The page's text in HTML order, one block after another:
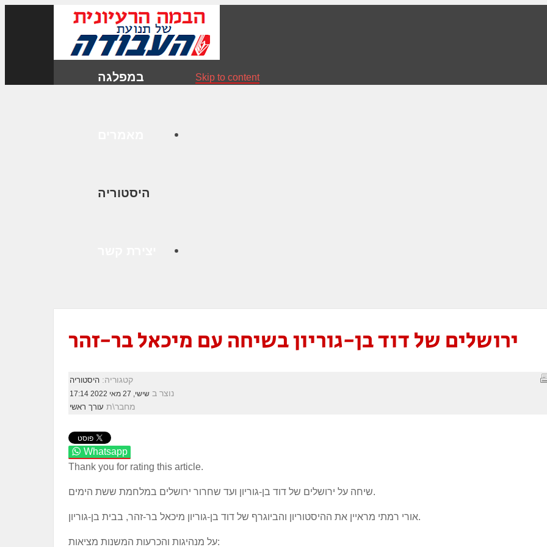
במפלגה
היסטוריה
Skip to content
ירושלים של דוד בן-גוריון בשיחה עם מיכאל בר-זהר
קטגוריה: היסטוריה
נוצר ב שישי, 27 מאי 2022 17:14
מחבר\ת עורך ראשי
Whatsapp
Thank you for rating this article.
שיחה על ירושלים של דוד בן-גוריון ועד שחרור ירושלים במלחמת ששת הימים.
אורי רמתי מראיין את ההיסטוריון והביוגרף של דוד בן-גוריון מיכאל בר-זהר, בבית בן-גוריון.
על מנהיגות והכרעות המשנות מציאות: